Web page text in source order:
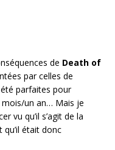
de Death of
par celles de
parfaites pour
un an… Mais je
vu qu’il s’agit de la
était donc